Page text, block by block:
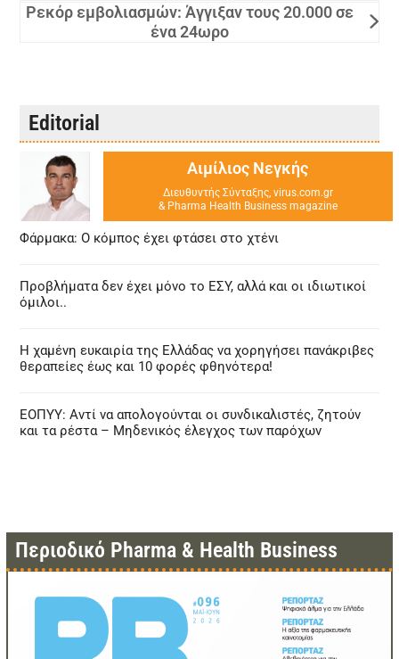
Ρεκόρ εμβολιασμών: Άγγιξαν τους 20.000 σε
ένα 24ωρο
Editorial
Αιμίλιος Νεγκής
Διευθυντής Σύνταξης, virus.com.gr
& Pharma Health Business magazine
Φάρμακα: Ο κόμπος έχει φτάσει στο χτένι
Προβλήματα δεν έχει μόνο το ΕΣΥ, αλλά και οι ιδιωτικοί
όμιλοι..
Η χαμένη ευκαιρία της Ελλάδας να χορηγήσει πανάκριβες
θεραπείες έως και 10 φορές φθηνότερα!
ΕΟΠΥΥ: Αντί να απολογούνται οι συνδικαλιστές, ζητούν
και τα ρέστα – Μηδενικός έλεγχος των παρόχων
Περιοδικό Pharma & Health Business